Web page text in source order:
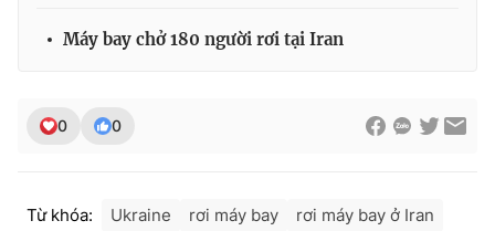
Máy bay chở 180 người rơi tại Iran
0 0
Từ khóa: Ukraine rơi máy bay
rơi máy bay ở Iran